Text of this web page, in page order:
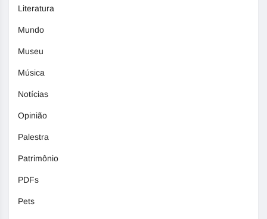
Literatura
Mundo
Museu
Música
Notícias
Opinião
Palestra
Patrimônio
PDFs
Pets